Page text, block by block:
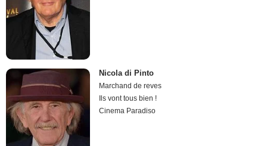
Nicola di Pinto
Marchand de reves
Ils vont tous bien !
Cinema Paradiso